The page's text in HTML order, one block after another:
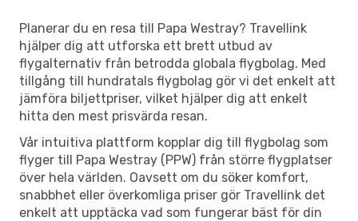
Planerar du en resa till Papa Westray? Travellink
hjälper dig att utforska ett brett utbud av
flygalternativ från betrodda globala flygbolag. Med
tillgång till hundratals flygbolag gör vi det enkelt att
jämföra biljettpriser, vilket hjälper dig att enkelt
hitta den mest prisvärda resan.
Vår intuitiva plattform kopplar dig till flygbolag som
flyger till Papa Westray (PPW) från större flygplatser
över hela världen. Oavsett om du söker komfort,
snabbhet eller överkomliga priser gör Travellink det
enkelt att upptäcka vad som fungerar bäst för din